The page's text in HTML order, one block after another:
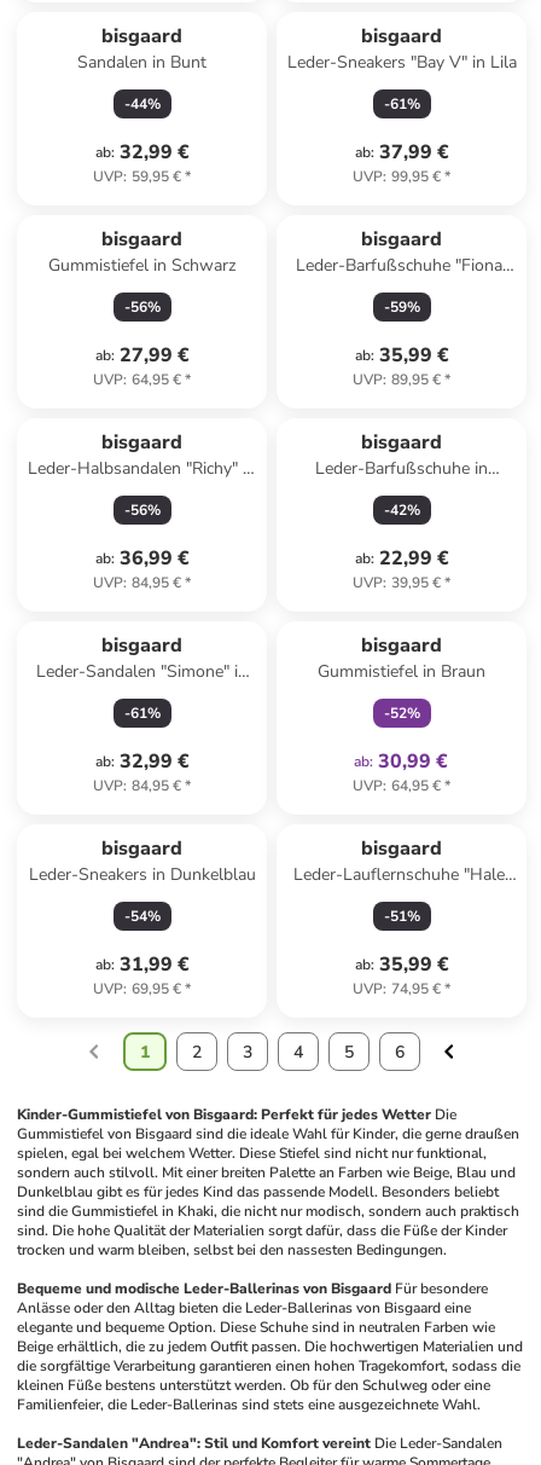
bisgaard
Sandalen in Bunt
-44%
ab: 32,99 €
UVP: 59,95 €*
bisgaard
Leder-Sneakers "Bay V" in Lila
-61%
ab: 37,99 €
UVP: 99,95 €*
bisgaard
Gummistiefel in Schwarz
-56%
ab: 27,99 €
UVP: 64,95 €*
bisgaard
Leder-Barfußschuhe "Fiona"
in Orange/ Creme
-59%
ab: 35,99 €
UVP: 89,95 €*
bisgaard
Leder-Halbsandalen "Richy" in
Khaki
-56%
ab: 36,99 €
UVP: 84,95 €*
bisgaard
Leder-Barfußschuhe in
Hellbraun
-42%
ab: 22,99 €
UVP: 39,95 €*
bisgaard
Leder-Sandalen "Simone" in
Gold
-61%
ab: 32,99 €
UVP: 84,95 €*
bisgaard
Gummistiefel in Braun
-52%
ab: 30,99 €
UVP: 64,95 €*
bisgaard
Leder-Sneakers in Dunkelblau
-54%
ab: 31,99 €
UVP: 69,95 €*
bisgaard
Leder-Lauflernschuhe "Hale"
in Rosa
-51%
ab: 35,99 €
UVP: 74,95 €*
1 2 3 4 5 6
Kinder-Gummistiefel von Bisgaard: Perfekt für jedes Wetter Die
Gummistiefel von Bisgaard sind die ideale Wahl für Kinder, die gerne draußen
spielen, egal bei welchem Wetter. Diese Stiefel sind nicht nur funktional,
sondern auch stilvoll. Mit einer breiten Palette an Farben wie Beige, Blau und
Dunkelblau gibt es für jedes Kind das passende Modell. Besonders beliebt
sind die Gummistiefel in Khaki, die nicht nur modisch, sondern auch praktisch
sind. Die hohe Qualität der Materialien sorgt dafür, dass die Füße der Kinder
trocken und warm bleiben, selbst bei den nassesten Bedingungen.
Bequeme und modische Leder-Ballerinas von Bisgaard Für besondere
Anlässe oder den Alltag bieten die Leder-Ballerinas von Bisgaard eine
elegante und bequeme Option. Diese Schuhe sind in neutralen Farben wie
Beige erhältlich, die zu jedem Outfit passen. Die hochwertigen Materialien und
die sorgfältige Verarbeitung garantieren einen hohen Tragekomfort, sodass die
kleinen Füße bestens unterstützt werden. Ob für den Schulweg oder eine
Familienfeier, die Leder-Ballerinas sind stets eine ausgezeichnete Wahl.
Leder-Sandalen "Andrea": Stil und Komfort vereint Die Leder-Sandalen